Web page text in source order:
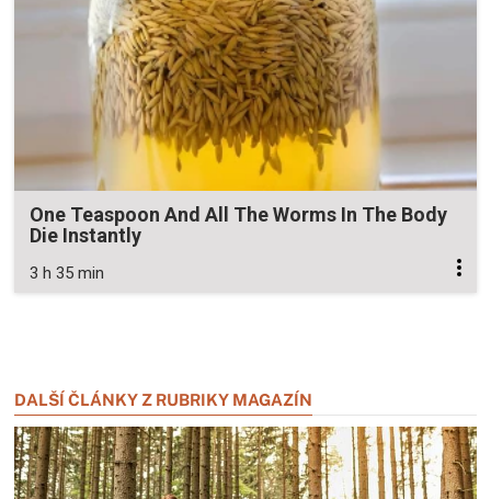
One Teaspoon And All The Worms In The Body
Die Instantly
3 h 35 min
DALŠÍ ČLÁNKY Z RUBRIKY MAGAZÍN